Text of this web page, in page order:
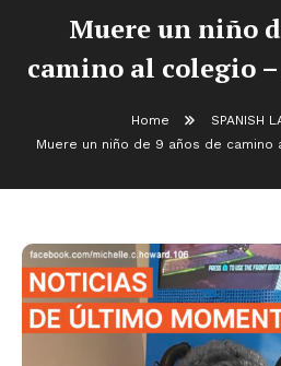
Muere un niño
camino al colegio –
Home
SPANISH
Muere un niño de 9 años de camino